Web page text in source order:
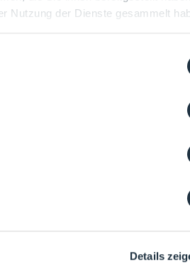
Nutzung der Dienste gesammelt
Details